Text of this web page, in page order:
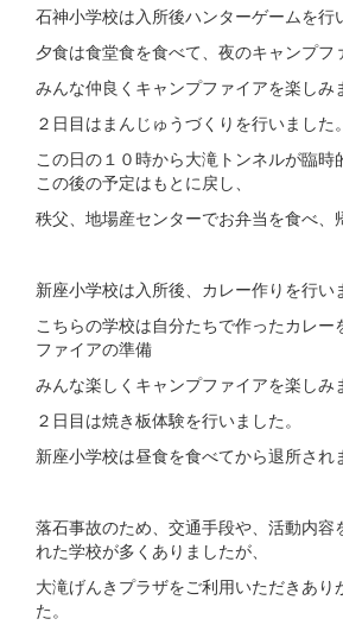
石神小学校は入所後ハンターゲームを行
夕食は食堂食を食べて、夜のキャンプフ
みんな仲良くキャンプファイアを楽しみ
２日目はまんじゅうづくりを行いました。
この日の１０時から大滝トンネルが臨時
この後の予定はもとに戻し、
秩父、地場産センターでお弁当を食べ、
新座小学校は入所後、カレー作りを行い
こちらの学校は自分たちで作ったカレー
ファイアの準備
みんな楽しくキャンプファイアを楽しみ
２日目は焼き板体験を行いました。
新座小学校は昼食を食べてから退所され
落石事故のため、交通手段や、活動内容
れた学校が多くありましたが、
大滝げんきプラザをご利用いただきあり
た。